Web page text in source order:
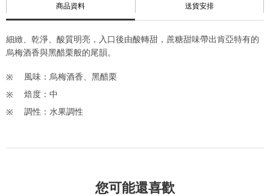
商品資料 送貨安排
細緻、乾淨、酸質明亮，入口後由酸轉甜，蔗糖甜味帶出肯亞特有的
烏梅酒香與黑醋栗般的尾韻。
風味：烏梅酒香、黑醋栗
焙度：中
調性：水果調性
您可能還喜歡